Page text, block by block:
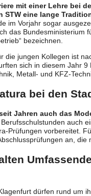
mit einer Lehre bei
eine lange
im Vorjahr sogar
das Bundesministerium
bezeichnen.
die jungen Kollegen ist
sich in diesem Jahr
Metall- und KFZ-
bei den
Jahren auch das
auch
Prüfungen vorbereitet.
an, die
dürfen rund um